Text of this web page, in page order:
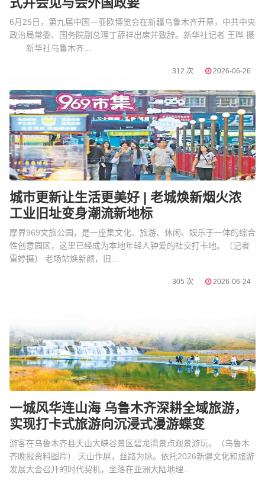
6月25日，第九届中国－亚欧博览会在新疆乌鲁木齐开幕，中共中央
政治局常委、国务院副总理丁薛祥出席并致辞。新华社记者 王晔 摄
新华社乌鲁木齐...
312 次 2026-06-26
城市更新让生活更美好 | 老城焕新烟火浓
工业旧址变身潮流新地标
摩界969文旅公园，是一座集文化、旅游、休闲、娱乐于一体的综合
性创意园区，这里已经成为本地年轻人钟爱的社交打卡地。（记者
雷婷摄） 老场站焕新颜，旧...
305 次 2026-06-24
一城风华连山海 乌鲁木齐深耕全域旅游，
实现打卡式旅游向沉浸式漫游蝶变
游客在乌鲁木齐县天山大峡谷景区碧龙湾景点观景游玩。（乌鲁木
齐晚报资料图片） 天山作屏，丝路为脉。依托2026新疆文化和旅游
发展大会召开的时代契机，坐落在亚洲大陆地理...